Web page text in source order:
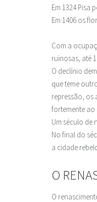
Em 1324 Pisa
Em 1406 os
Com a
ruinosas, até
O declínio
que teme
repressão, os
fortemente ao
Um século de
No final do
a cidade
O
O